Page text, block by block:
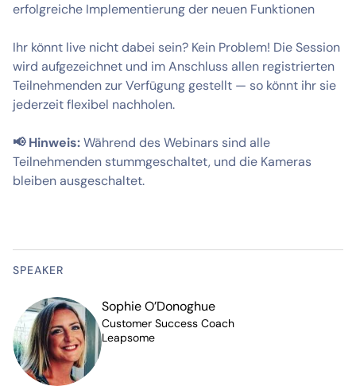
erfolgreiche Implementierung der neuen Funktionen
Ihr könnt live nicht dabei sein? Kein Problem! Die Session
wird aufgezeichnet und im Anschluss allen registrierten
Teilnehmenden zur Verfügung gestellt — so könnt ihr sie
jederzeit flexibel nachholen.
📢 Hinweis:Während des Webinars sind alle
Teilnehmenden stummgeschaltet, und die Kameras
bleiben ausgeschaltet.
SPEAKER
Sophie O’Donoghue
Customer Success Coach
Leapsome